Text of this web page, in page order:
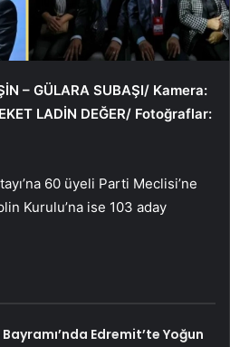
– GÜLARA SUBAŞI/ Kamera:
LADİN DEĞER/ Fotoğraflar:
60 üyeli Parti Meclisi’ne
Kurulu’na ise 103 aday
Edremit’te Yoğun